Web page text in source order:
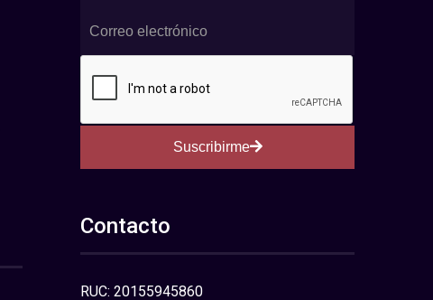
Suscribirme
Contacto
RUC: 20155945860